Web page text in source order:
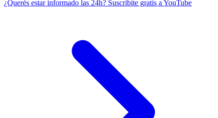
¿Querés estar informado las 24h? Suscribite gratis a YouTube